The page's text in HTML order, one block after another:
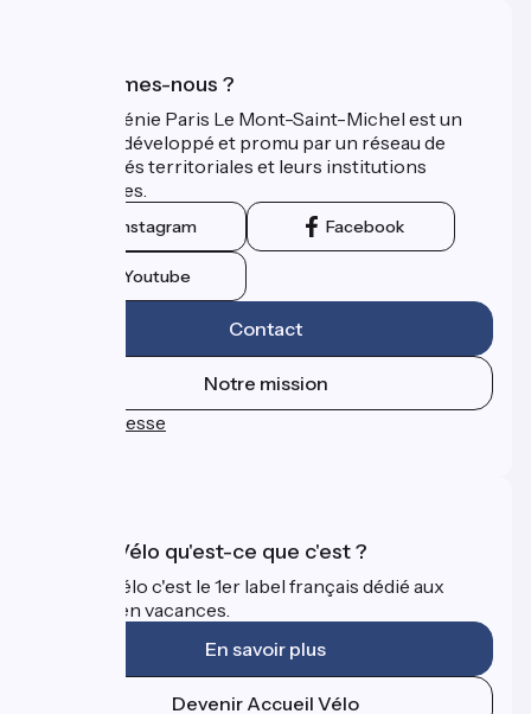
Qui sommes-nous ?
La Véloscénie Paris Le Mont-Saint-Michel est un
itinéraire développé et promu par un réseau de
collectivités territoriales et leurs institutions
touristiques.
Instagram Facebook
Youtube
Contact
Notre mission
Espace Presse
Accueil Vélo qu'est-ce que c'est ?
Accueil Vélo c'est le 1er label français dédié aux
cyclistes en vacances.
En savoir plus
Devenir Accueil Vélo